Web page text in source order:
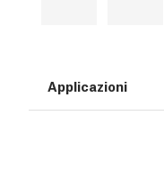
Applicazioni